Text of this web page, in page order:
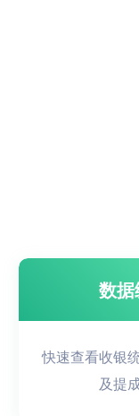
数
快速查看收银
及提